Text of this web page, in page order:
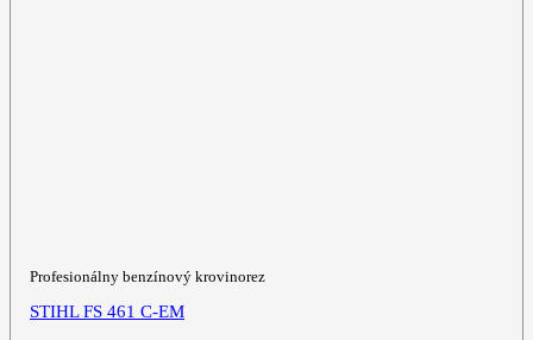
Profesionálny benzínový krovinorez
STIHL FS 461 C-EM